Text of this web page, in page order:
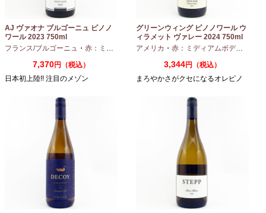
AJ ヴァオナ ブルゴーニュ ピノノ
ワール 2023 750ml
フランス/ブルゴーニュ ・ 赤：ミディアムボディ ・ ピノノワール
7,370円（税込）
日本初上陸!! 注目のメゾン
グリーンウィング ピノノワール ウ
ィラメット ヴァレー 2024 750ml
アメリカ ・ 赤：ミディアムボディ
3,344円（税込）
まろやかさがクセになるオレピノ